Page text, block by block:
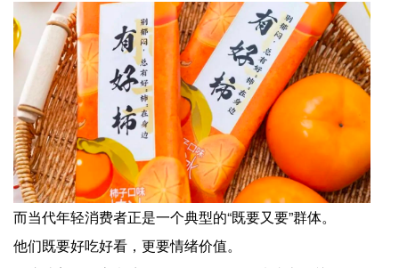
而当代年轻消费者正是一个典型的“既要又要”群体。
他们既要好吃好看，更要情绪价值。